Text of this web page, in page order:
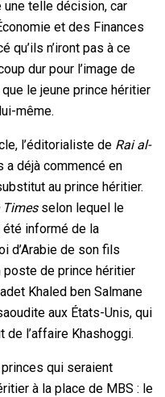
telle décision, car
et des Finances
qu’ils n’iront pas à ce
dur pour l’image de
le jeune prince héritier
même.
l’éditorialiste de Rai al-
déjà commencé en
au prince héritier.
Timesselon lequel le
été informé de la
d’Arabie de son fils
poste de prince héritier
Khaled ben Salmane
aux États-Unis, qui
de l’affaire Khashoggi.
qui seraient
à la place de MBS : le